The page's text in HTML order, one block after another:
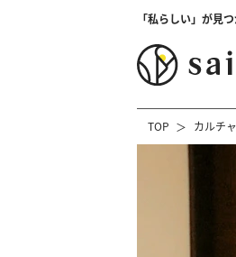
「私らしい」が見
TOP カルチ